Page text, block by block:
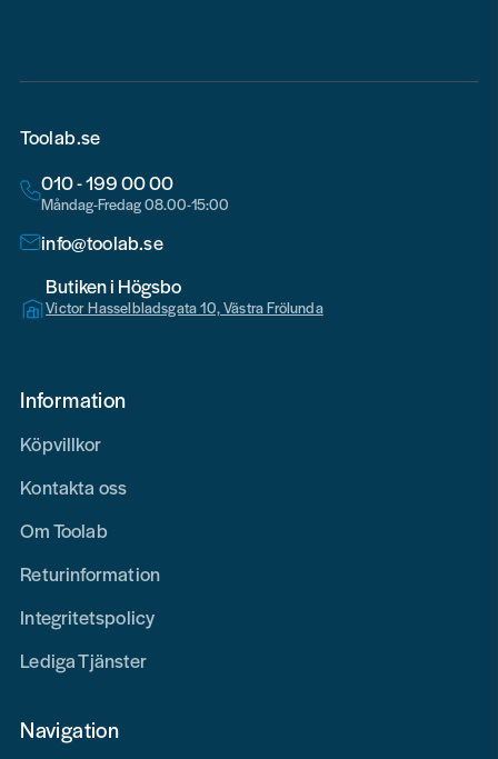
Toolab.se
010 - 199 00 00
Måndag-Fredag 08.00-15:00
info@toolab.se
Butiken i Högsbo
Victor Hasselbladsgata 10, Västra Frölunda
Information
Köpvillkor
Kontakta oss
Om Toolab
Returinformation
Integritetspolicy
Lediga Tjänster
Navigation